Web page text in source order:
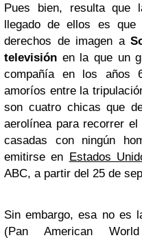
Pues bien, resulta que
llegado de ellos es que
derechos de imagen a
televisión en la que un
compañía en los años
amoríos entre la
son cuatro chicas que
aerolínea para recorrer
casadas con ningún
emitirse en Estados
ABC, a partir del 25 de
Sin embargo, esa no es
(Pan American